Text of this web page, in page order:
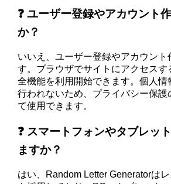
❓ ユーザー登録やアカウント
か？
いいえ、ユーザー登録やアカウン
す。ブラウザでサイトにアクセスす
全機能を利用開始できます。個人情
行われないため、プライバシー保護
て使用できます。
❓ スマートフォンやタブレッ
ますか？
はい、Random Letter Generatorは